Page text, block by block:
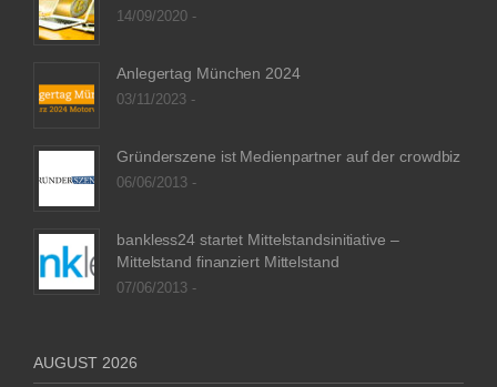
14/09/2020 -
Anlegertag München 2024
03/11/2023 -
Gründerszene ist Medienpartner auf der crowdbiz
06/06/2013 -
bankless24 startet Mittelstandsinitiative –
Mittelstand finanziert Mittelstand
07/06/2013 -
AUGUST 2026